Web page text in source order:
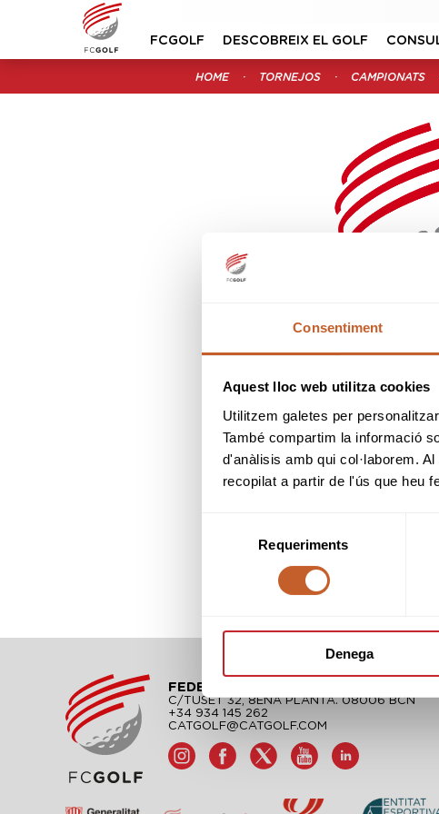
Consentiment
Aquest lloc web utilitza cookies
Utilitzem galetes per
També compartim la informació
d'anàlisis amb qui col·laborem.
recopilat a partir de l'ús que heu
consentiment
Requeriments
Denega
FCGOLF DESCOBREIX EL GOLF
HOME TORNEJOS CAMPIONATS
CIRCUIT NACIONAL
2025
FEDERACIÓ CATALANA DE GOLF
C/TUSET 32, 8ÈNA PLANTA. 08006 BCN
+34 934 145 262
CATGOLF@CATGOLF.COM